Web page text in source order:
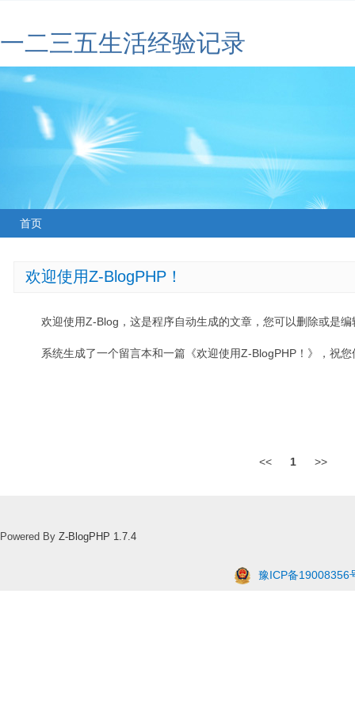
一二三五生活经验记录
首页
欢迎使用Z-BlogPHP！
欢迎使用Z-Blog，这是程序自动生成的文章，您可以删除或是编
系统生成了一个留言本和一篇《欢迎使用Z-BlogPHP！》，祝
<< 1 >>
Powered By Z-BlogPHP 1.7.4
豫ICP备19008356